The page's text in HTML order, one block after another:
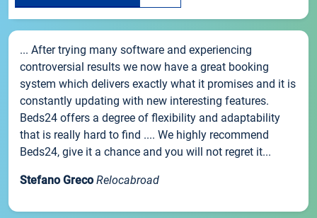
... After trying many software and experiencing
controversial results we now have a great booking
system which delivers exactly what it promises and it is
constantly updating with new interesting features.
Beds24 offers a degree of flexibility and adaptability
that is really hard to find .... We highly recommend
Beds24, give it a chance and you will not regret it...
Stefano Greco Relocabroad